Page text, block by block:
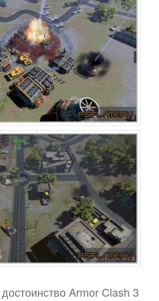
Armor Clash 3